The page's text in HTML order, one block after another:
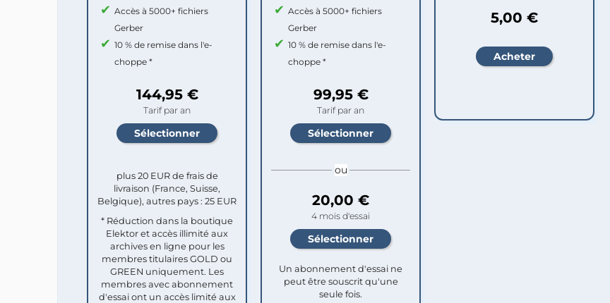
Accès à 5000+ fichiers
Gerber
10 % de remise dans l'e-
choppe *
144,95 €
Tarif par an
plus 20 EUR de frais de
livraison (France, Suisse,
Belgique), autres pays : 25 EUR
* Réduction dans la boutique
Elektor et accès illimité aux
archives en ligne pour les
membres titulaires GOLD ou
GREEN uniquement. Les
membres avec abonnement
d'essai ont un accès limité aux
Accès à 5000+ fichiers
Gerber
10 % de remise dans l'e-
choppe *
99,95 €
Tarif par an
ou
20,00 €
4 mois d'essai
Un abonnement d'essai ne
peut être souscrit qu'une
seule fois.​
5,00 €